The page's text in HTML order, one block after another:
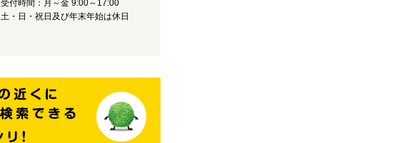
受付時間：月～金 9:00～17:00
土・日・祝日及び年末年始は休日